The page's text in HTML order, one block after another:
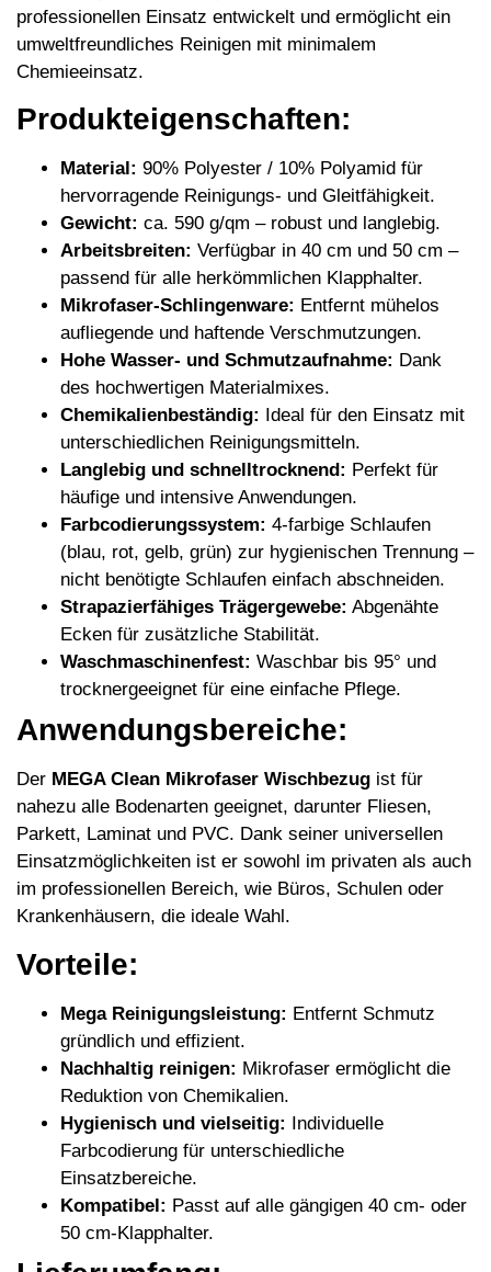
professionellen Einsatz entwickelt und ermöglicht ein
umweltfreundliches Reinigen mit minimalem
Chemieeinsatz.
Produkteigenschaften:
Material: 90% Polyester / 10% Polyamid für
hervorragende Reinigungs- und Gleitfähigkeit.
Gewicht: ca. 590 g/qm – robust und langlebig.
Arbeitsbreiten: Verfügbar in 40 cm und 50 cm –
passend für alle herkömmlichen Klapphalter.
Mikrofaser-Schlingenware: Entfernt mühelos
aufliegende und haftende Verschmutzungen.
Hohe Wasser- und Schmutzaufnahme: Dank
des hochwertigen Materialmixes.
Chemikalienbeständig:
Ideal für den Einsatz mit
unterschiedlichen Reinigungsmitteln.
Langlebig und schnelltrocknend: Perfekt für
häufige und intensive Anwendungen.
Farbcodierungssystem: 4-farbige Schlaufen
(blau, rot, gelb, grün) zur hygienischen Trennung –
nicht benötigte Schlaufen einfach abschneiden.
Strapazierfähiges Trägergewebe: Abgenähte
Ecken für zusätzliche Stabilität.
Waschmaschinenfest: Waschbar bis 95° und
trocknergeeignet für eine einfache Pflege.
Anwendungsbereiche:
Der MEGA Clean Mikrofaser Wischbezug ist für
nahezu alle Bodenarten geeignet, darunter Fliesen,
Parkett, Laminat und PVC. Dank seiner universellen
Einsatzmöglichkeiten ist er sowohl im privaten als auch
im professionellen Bereich, wie Büros, Schulen oder
Krankenhäusern, die ideale Wahl.
Vorteile:
Mega Reinigungsleistung: Entfernt Schmutz
gründlich und effizient.
Nachhaltig reinigen: Mikrofaser ermöglicht die
Reduktion von Chemikalien.
Hygienisch und vielseitig: Individuelle
Farbcodierung für unterschiedliche
Einsatzbereiche.
Kompatibel: Passt auf alle gängigen 40 cm- oder
50 cm-Klapphalter.